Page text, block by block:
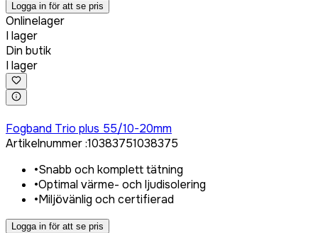
Logga in för att se pris
Onlinelager
I lager
Din butik
I lager
Fogband Trio plus 55/10-20mm
Artikelnummer:10383751038375
•Snabb och komplett tätning
•Optimal värme- och ljudisolering
•Miljövänlig och certifierad
Logga in för att se pris